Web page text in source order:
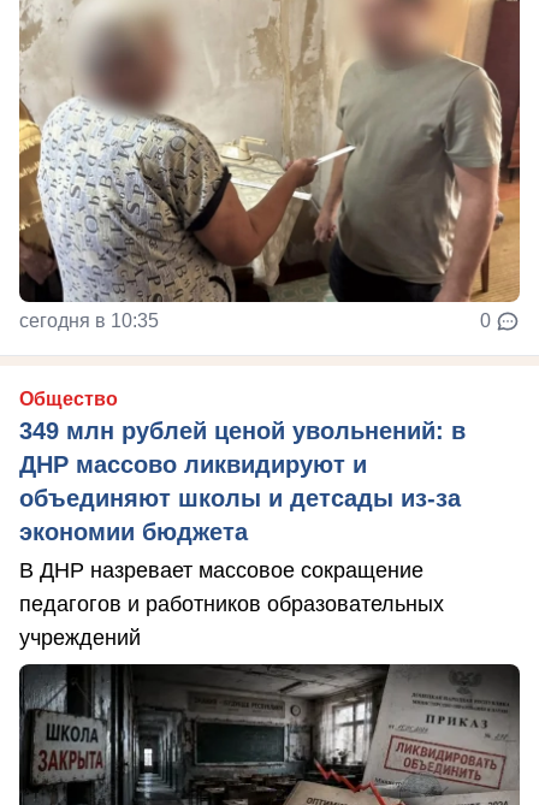
сегодня в 10:35 0
Общество
349 млн рублей ценой увольнений: в
ДНР массово ликвидируют и
объединяют школы и детсады из-за
экономии бюджета
В ДНР назревает массовое сокращение
педагогов и работников образовательных
учреждений